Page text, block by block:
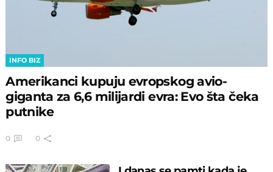
INFO BIZ
Amerikanci kupuju evropskog avio-
giganta za 6,6 milijardi evra: Evo šta čeka
putnike
0 0